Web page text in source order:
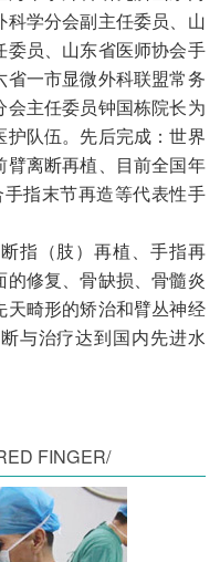
学分会副主任委员、山
员、山东省医师协会手
一市显微外科联盟常务
主任委员钟国栋院长为
队伍。先后完成：世界
离断再植、目前全国年
指末节再造等代表性手
（肢）再植、手指再
修复、骨缺损、骨髓炎
畸形的矫治和臂丛神经
与治疗达到国内先进水
FINGER/